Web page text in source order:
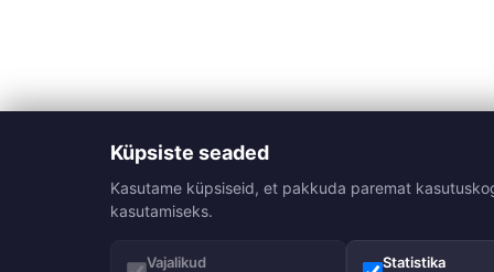
Küpsiste seaded
Kasutame küpsiseid, et pakkuda paremat
kasutamiseks.
Vajalikud Statistika